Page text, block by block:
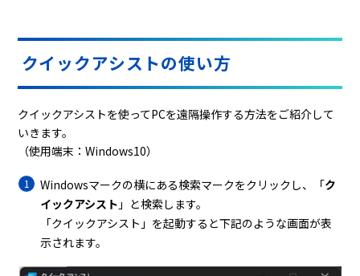
クイックアシストの使い方
クイックアシストを使ってPCを遠隔操作する方法をご紹介して
いきます。
（使用端末：Windows10）
Windowsマークの横にある検索マークをクリックし、「ク
イックアシスト 」と検索します。
「クイックアシスト」を起動すると下記のような画面が表
示されます。